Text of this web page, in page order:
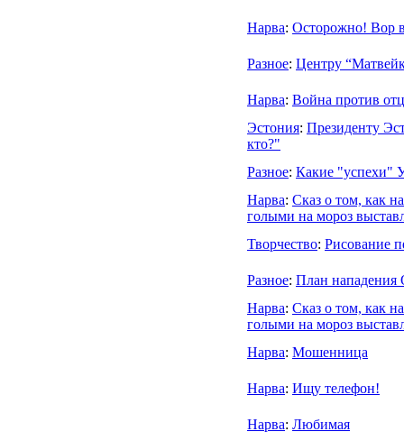
Нарва: Осторожно! Вор
Разное: Центру
Нарва: Война против
Эстония: Президенту
кто?"
Разное: Какие "успехи"
Нарва: Сказ о том, как
голыми на мороз
Творчество: Рисование
Разное: План
Нарва: Сказ о том, как
голыми на мороз
Нарва: Мошенница
Нарва: Ищу телефон!
Нарва: Любимая